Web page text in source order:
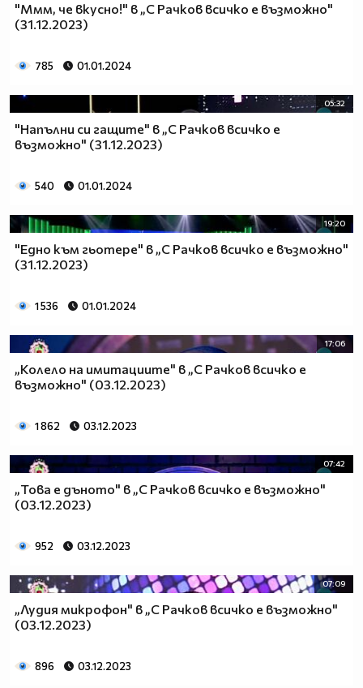
"Ммм, че вкусно!" в „С Рачков всичко е възможно"
(31.12.2023)
785 01.01.2024
05:32
"Напълни си гащите" в „С Рачков всичко е
възможно" (31.12.2023)
540 01.01.2024
19:20
"Едно към гьотере" в „С Рачков всичко е възможно"
(31.12.2023)
1 536 01.01.2024
17:06
„Колело на имитациите" в „С Рачков всичко е
възможно" (03.12.2023)
1 862 03.12.2023
07:42
„Това е дъното" в „С Рачков всичко е възможно"
(03.12.2023)
952 03.12.2023
07:09
„Лудия микрофон" в „С Рачков всичко е възможно"
(03.12.2023)
896 03.12.2023